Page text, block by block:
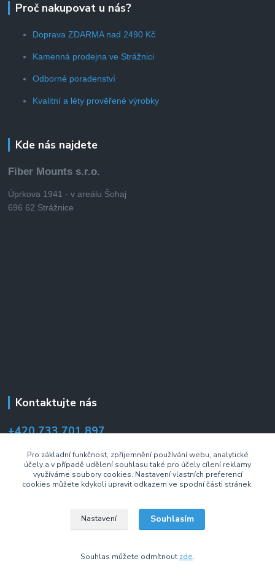
Proč nakupovat u nás?
Doprava ZDARMA nad 2490 Kč
Kamenná prodejna ve Strážnici
Odborné poradenství
Kvalitní a léty prověřené výrobky
Kde nás najdete
Fiber Mounts s.r.o.
Úprkova 1941 - v areálu Šohaj
696 62 Strážnice
Kontaktujte nás
+420 733 701 897
info@drzakyastolky.cz
2008 © Fiber Mounts s.r.o. Všechna práva vyhrazena.
Pro základní funkčnost, zpříjemnění používání webu, analytické
účely a v případě udělení souhlasu také pro účely cílení reklamy
využíváme soubory cookies. Nastavení vlastních preferencí
cookies můžete kdykoli upravit odkazem ve spodní části stránek.
Nastavení Souhlasím
Souhlas můžete odmítnout zde.